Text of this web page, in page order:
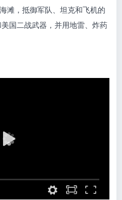
滩，抵御军队、坦克和飞机的
国二战武器，并用地雷、炸药